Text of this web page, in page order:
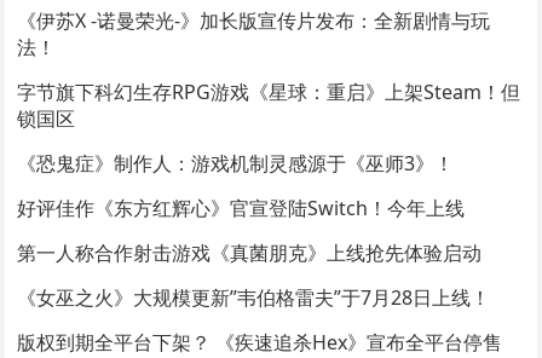
《伊苏X -诺曼荣光-》加长版宣传片发布：全新剧情与玩
法！
字节旗下科幻生存RPG游戏《星球：重启》上架Steam！但
锁国区
《恐鬼症》制作人：游戏机制灵感源于《巫师3》！
好评佳作《东方红辉心》官宣登陆Switch！今年上线
第一人称合作射击游戏《真菌朋克》上线抢先体验启动
《女巫之火》大规模更新”韦伯格雷夫”于7月28日上线！
版权到期全平台下架？ 《疾速追杀Hex》宣布全平台停售